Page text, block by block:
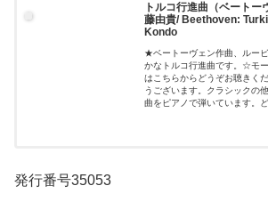
トルコ行進曲（ベート
藤由貴/ Beethoven:
Kondo
★ベートーヴェン作曲、ルー
かなトルコ行進曲です。☆モ
はこちらからどうぞお聴きく
うございます。クラシックの
曲をピアノで弾いています。
発行番号35053